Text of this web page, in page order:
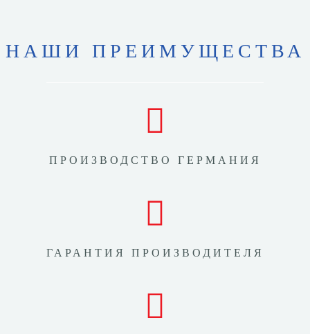
НАШИ ПРЕИМУЩЕСТВА
ПРОИЗВОДСТВО ГЕРМАНИЯ
ГАРАНТИЯ ПРОИЗВОДИТЕЛЯ